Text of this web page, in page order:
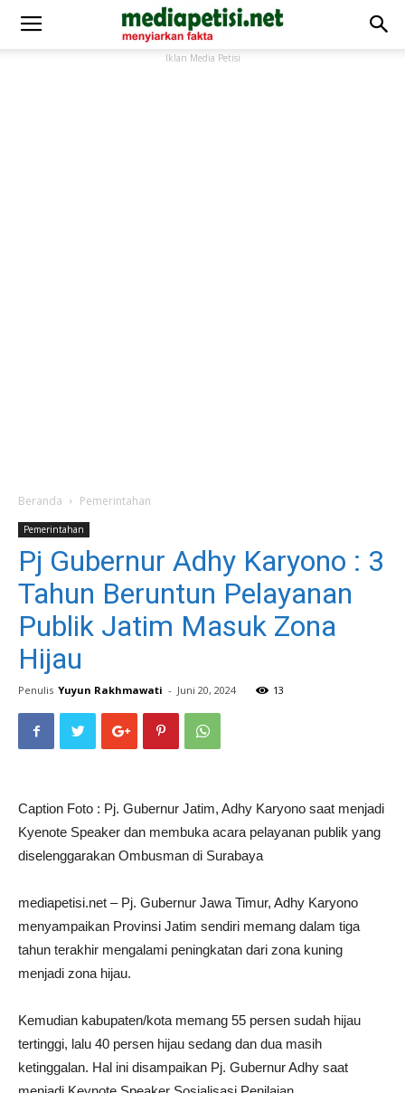
Iklan Media Petisi
Beranda Pemerintahan
Pemerintahan
Pj Gubernur Adhy Karyono : 3
Tahun Beruntun Pelayanan
Publik Jatim Masuk Zona
Hijau
Penulis Yuyun Rakhmawati - Juni 20, 2024 13
Caption Foto : Pj. Gubernur Jatim, Adhy Karyono saat menjadi
Kyenote Speaker dan membuka acara pelayanan publik yang
diselenggarakan Ombusman di Surabaya
mediapetisi.net – Pj. Gubernur Jawa Timur, Adhy Karyono
menyampaikan Provinsi Jatim sendiri memang dalam tiga
tahun terakhir mengalami peningkatan dari zona kuning
menjadi zona hijau.
Kemudian kabupaten/kota memang 55 persen sudah hijau
tertinggi, lalu 40 persen hijau sedang dan dua masih
ketinggalan. Hal ini disampaikan Pj. Gubernur Adhy saat